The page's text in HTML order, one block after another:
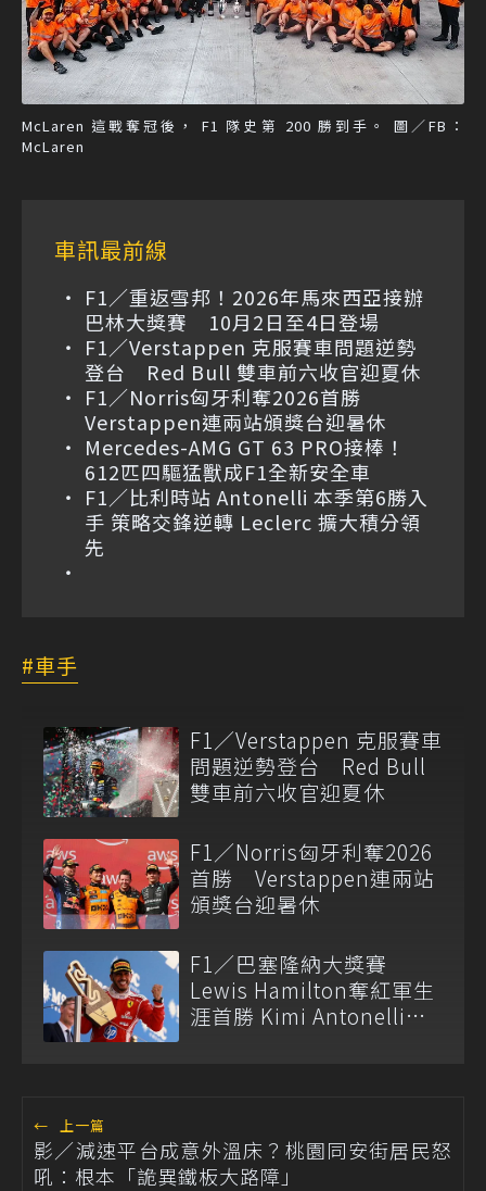
McLaren 這戰奪冠後， F1 隊史第 200 勝到手。 圖／FB：
McLaren
車訊最前線
F1／重返雪邦！2026年馬來西亞接辦
巴林大獎賽 10月2日至4日登場
F1／Verstappen 克服賽車問題逆勢
登台 Red Bull 雙車前六收官迎夏休
F1／Norris匈牙利奪2026首勝
Verstappen連兩站頒獎台迎暑休
Mercedes-AMG GT 63 PRO接棒！
612匹四驅猛獸成F1全新安全車
F1／比利時站 Antonelli 本季第6勝入
手 策略交鋒逆轉 Leclerc 擴大積分領
先
車手
F1／Verstappen 克服賽車
問題逆勢登台 Red Bull
雙車前六收官迎夏休
F1／Norris匈牙利奪2026
首勝 Verstappen連兩站
頒獎台迎暑休
F1／巴塞隆納大獎賽
Lewis Hamilton奪紅軍生
涯首勝 Kimi Antonelli痛
← 上一篇
影／減速平台成意外溫床？桃園同安街居民怒
吼：根本「詭異鐵板大路障」